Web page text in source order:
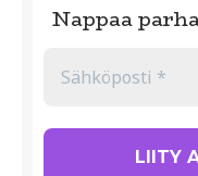
Nappaa